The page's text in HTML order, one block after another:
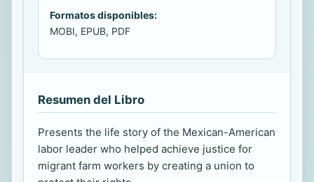
Formatos disponibles:
MOBI, EPUB, PDF
Resumen del Libro
Presents the life story of the Mexican-American
labor leader who helped achieve justice for
migrant farm workers by creating a union to